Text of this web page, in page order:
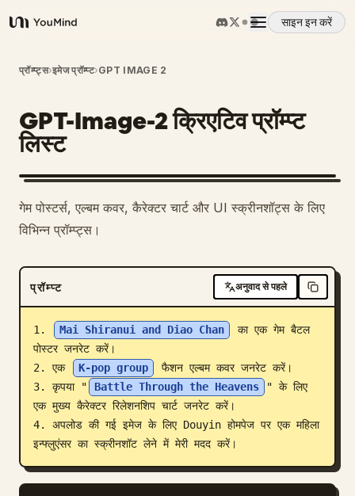
YouMind
साइन इन करें
अवलोकन
उपयोग के मामले
कौशल
प्रॉम्प्ट
मूल्य निर्धारण
डाउनलोड
अपडेट
प्रॉम्प्ट्स›इमेज प्रॉम्प्ट›GPT IMAGE 2
GPT-Image-2 क्रिएटिव प्रॉम्प्ट
लिस्ट
गेम पोस्टर्स, एल्बम कवर, कैरेक्टर चार्ट और UI स्क्रीनशॉट्स के लिए
विभिन्न प्रॉम्प्ट्स।
प्रॉम्प्ट अनुवाद से पहले
1. Mai Shiranui and Diao Chan
का एक गेम बैटल
पोस्टर जनरेट करें।
2. एक
K-pop group
फैशन एल्बम कवर जनरेट करें।
3. कृपया "
Battle Through the Heavens
" के लिए
एक मुख्य कैरेक्टर रिलेशनशिप चार्ट जनरेट करें।
4. अपलोड की गई इमेज के लिए Douyin होमपेज पर एक महिला
इन्फ्लुएंसर का स्क्रीनशॉट लेने में मेरी मदद करें।